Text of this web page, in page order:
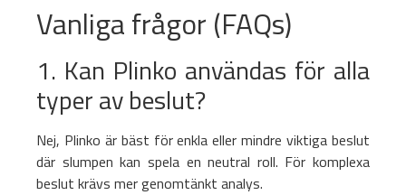
Vanliga frågor (FAQs)
1. Kan Plinko användas för alla
typer av beslut?
Nej, Plinko är bäst för enkla eller mindre viktiga beslut
där slumpen kan spela en neutral roll. För komplexa
beslut krävs mer genomtänkt analys.